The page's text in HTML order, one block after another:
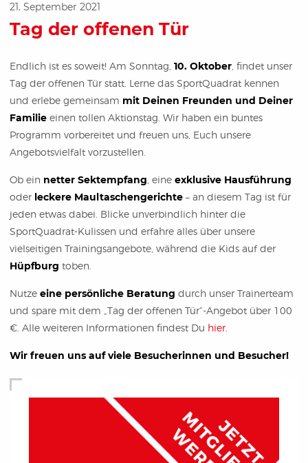
21. September 2021
Tag der offenen Tür
Endlich ist es soweit! Am Sonntag, 10. Oktober , findet unser
Tag der offenen Tür statt. Lerne das SportQuadrat kennen
und erlebe gemeinsam mit Deinen Freunden und Deiner
Familie einen tollen Aktionstag. Wir haben ein buntes
Programm vorbereitet und freuen uns, Euch unsere
Angebotsvielfalt vorzustellen.
Ob ein netter Sektempfang , eine exklusive Hausführung
oder leckere Maultaschengerichte – an diesem Tag ist für
jeden etwas dabei. Blicke unverbindlich hinter die
SportQuadrat-Kulissen und erfahre alles über unsere
vielseitigen Trainingsangebote, während die Kids auf der
Hüpfburg toben.
Nutze eine persönliche Beratung durch unser Trainerteam
und spare mit dem „Tag der offenen Tür“-Angebot über 100
€. Alle weiteren Informationen findest Du hier
Wir freuen uns auf viele Besucherinnen und Besucher!